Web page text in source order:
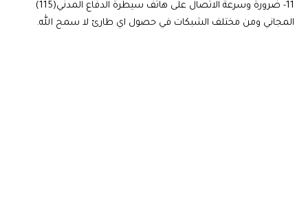
11- ضرورة وسرعة الاتصال على هاتف سيطرة الدفاع المدني(115)
المجاني ومن مختلف الشبكات في حصول اي طارئ لا سمح الله.